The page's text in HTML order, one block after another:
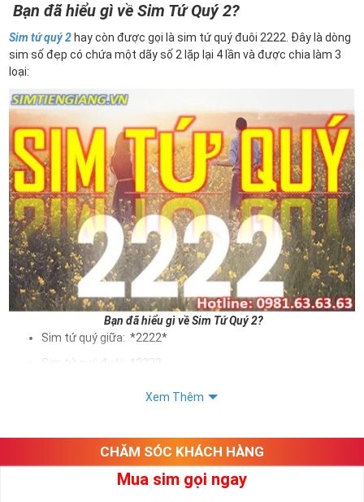
Bạn đã hiểu gì về Sim Tứ Quý 2?
Sim tứ quý 2 hay còn được gọi là sim tứ quý đuôi 2222. Đây là dòng
sim số đẹp có chứa một dãy số 2 lặp lại 4 lần và được chia làm 3
loại:
Bạn đã hiểu gì về Sim Tứ Quý 2?
Sim tứ quý giữa: *2222*
Sim tứ quý đuôi: *2222
như sự sắp xếp của các con số trong sim.
Ý nghĩa sim tứ quý 2
Xem Thêm
CHĂM SÓC KHÁCH HÀNG
Mua sim gọi ngay